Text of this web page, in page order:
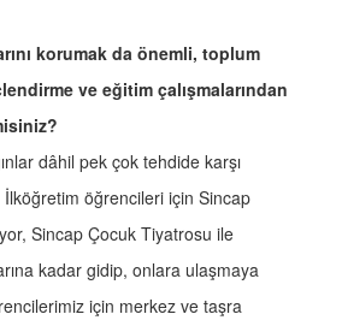
korumak da önemli, toplum
ve eğitim çalışmalarından
dâhil pek çok tehdide karşı
İlköğretim öğrencileri için Sincap
Sincap Çocuk Tiyatrosu ile
kadar gidip, onlara ulaşmaya
için merkez ve taşra